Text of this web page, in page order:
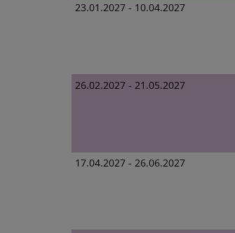
23.01.2027 - 10.04.2027
26.02.2027 - 21.05.2027
17.04.2027 - 26.06.2027